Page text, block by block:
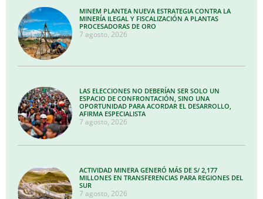
MINEM PLANTEA NUEVA ESTRATEGIA CONTRA LA
MINERÍA ILEGAL Y FISCALIZACIÓN A PLANTAS
PROCESADORAS DE ORO
7 agosto, 2026
LAS ELECCIONES NO DEBERÍAN SER SOLO UN
ESPACIO DE CONFRONTACIÓN, SINO UNA
OPORTUNIDAD PARA ACORDAR EL DESARROLLO,
AFIRMA ESPECIALISTA
7 agosto, 2026
ACTIVIDAD MINERA GENERÓ MÁS DE S/ 2,177
MILLONES EN TRANSFERENCIAS PARA REGIONES DEL
SUR
7 agosto, 2026